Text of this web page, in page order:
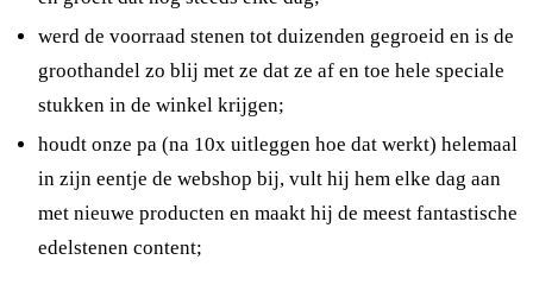
werd de voorraad stenen tot duizenden gegroeid en is de
groothandel zo blij met ze dat ze af en toe hele speciale
stukken in de winkel krijgen;
houdt onze pa (na 10x uitleggen hoe dat werkt) helemaal
in zijn eentje de webshop bij, vult hij hem elke dag aan
met nieuwe producten en maakt hij de meest fantastische
edelstenen content;